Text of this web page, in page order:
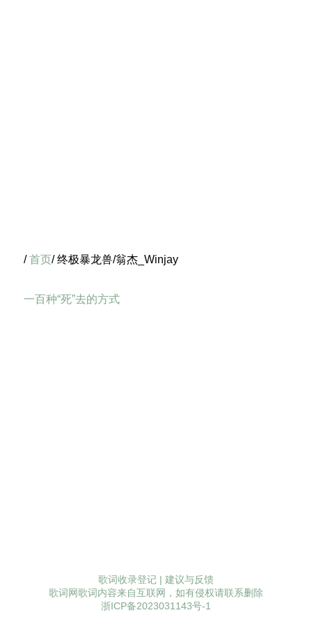
/首页/ 终极暴龙兽/翁杰_Winjay
一百种“死”去的方式
歌词收录登记 | 建议与反馈
歌词网歌词内容来自互联网，如有侵权请联系删除
浙ICP备2023031143号-1